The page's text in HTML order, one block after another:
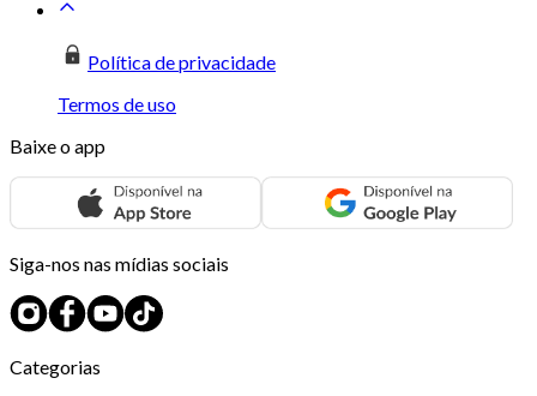
Política de privacidade
Termos de uso
Baixe o app
Siga-nos nas mídias sociais
Categorias